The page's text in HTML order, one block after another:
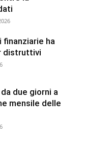
ha
distruttivi
due giorni a
mensile delle